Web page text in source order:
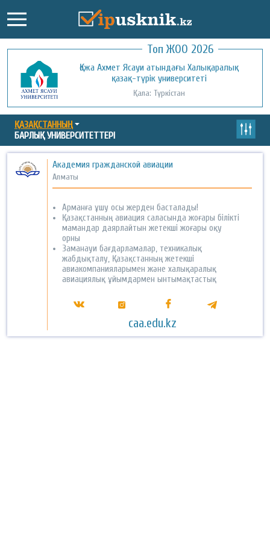
Топ ЖОО 2026
Қожа Ахмет Ясауи атындағы Халықаралық
қазақ-түрік университеті
Қала: Түркістан
Қызылорда ашық университеті
Қала: Қызылорда
ҚАЗАҚСТАННЫҢ
БАРЛЫҚ УНИВЕРСИТЕТТЕРІ
Академия гражданской авиации
Алматы
Арманға ұшу осы жерден басталады!
Қазақстанның авиация саласында жоғары білікті
мамандар даярлайтын жетекші жоғары оқу
орны
Заманауи бағдарламалар, техникалық
жабдықталу, Қазақстанның жетекші
авиакомпанияларымен және халықаралық
авиациялық ұйымдармен ынтымақтастық
caa.edu.kz